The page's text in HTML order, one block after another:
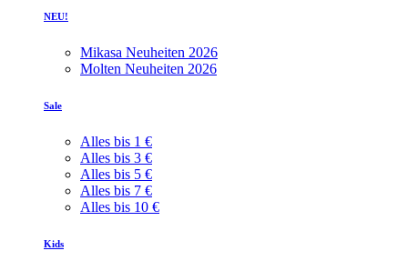
NEU!
Mikasa Neuheiten 2026
Molten Neuheiten 2026
Sale
Alles bis 1 €
Alles bis 3 €
Alles bis 5 €
Alles bis 7 €
Alles bis 10 €
Kids